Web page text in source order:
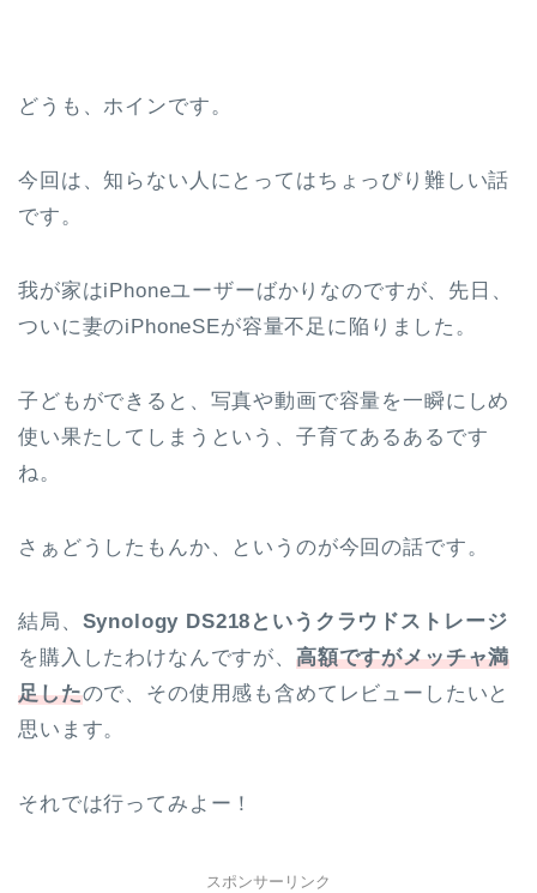
どうも、ホインです。
今回は、知らない人にとってはちょっぴり難しい話
です。
我が家はiPhoneユーザーばかりなのですが、先日、
ついに妻のiPhoneSEが容量不足に陥りました。
子どもができると、写真や動画で容量を一瞬にしめ
使い果たしてしまうという、子育てあるあるです
ね。
さぁどうしたもんか、というのが今回の話です。
結局、 Synology DS218というクラウドストレージ
を購入したわけなんですが、 高額ですがメッチャ満
足したので、その使用感も含めてレビューしたいと
思います。
それでは行ってみよー！
スポンサーリンク